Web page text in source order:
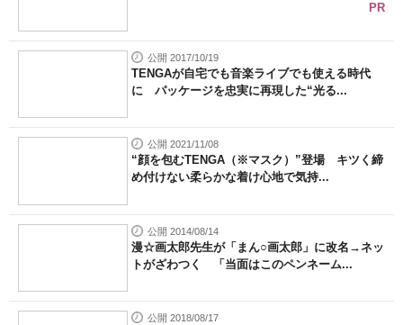
PR
公開 2017/10/19
TENGAが自宅でも音楽ライブでも使える時代
に パッケージを忠実に再現した“光る...
公開 2021/11/08
“顔を包むTENGA（※マスク）”登場 キツく締
め付けない柔らかな着け心地で気持...
公開 2014/08/14
漫☆画太郎先生が「まん○画太郎」に改名→ネッ
トがざわつく 「当面はこのペンネーム...
公開 2018/08/17